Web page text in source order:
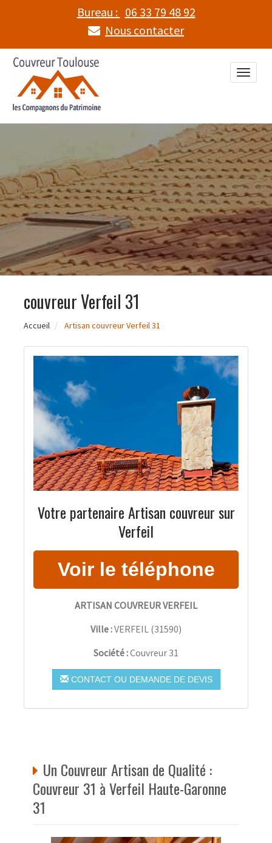
Bureau : 06 33 79 48 92
Nous contacter
Toggle
couvreur Verfeil 31
Accueil Artisan couvreur Verfeil 31
Votre partenaire Artisan couvreur sur
Verfeil
ARTISAN COUVREUR VERFEIL
Ville :VERFEIL (31590)
Société :Couvreur 31
CONTACT OU DEMANDE DE DEVIS
Un Couvreur Artisan de Qualité :
Couvreur 31 à Verfeil Haute-Garonne
31